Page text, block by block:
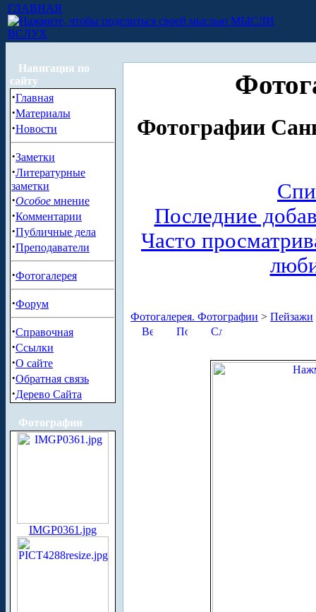
ГЛАВНАЯ
МЫСЛИ
ВСЛУХ
Навигация по
сайту
·Главная
·Материалы
·Новости
·Заметки
·Литературные
заметки
·Особое мнение
·Комментарии
·Публичные дела
·Преподаватели
·Фотогалерея
·Форум
·Справочная
·Ссылки
·О сайте
·Обратная связь
·Дерево Сайта
Фотографии
IMGP0361.jpg
Фотографии
Последние
Часто
Фотогалерея. Фотографии > Пейзажи